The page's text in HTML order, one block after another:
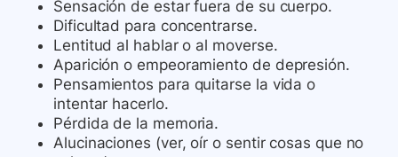
Sensación de estar fuera de su cuerpo.
Dificultad para concentrarse.
Lentitud al hablar o al moverse.
Aparición o empeoramiento de depresión.
Pensamientos para quitarse la vida o
intentar hacerlo.
Pérdida de la memoria.
Alucinaciones (ver, oír o sentir cosas que no